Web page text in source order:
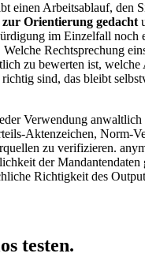
einen Arbeitsablauf, den
zur Orientierung gedacht
im Einzelfall noch
Rechtsprechung
zu bewerten ist, welche
sind, das bleibt
Verwendung anwaltlich
Aktenzeichen, Norm-
zu verifizieren.
der Mandantendaten
Richtigkeit des
testen.